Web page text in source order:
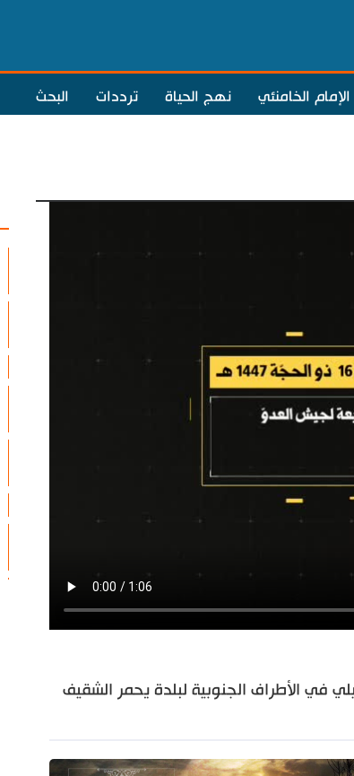
الإمام الخامنئي نهج الحياة ترددات البحث
في الأطراف الجنوبية لبلدة يحمر الشقيف